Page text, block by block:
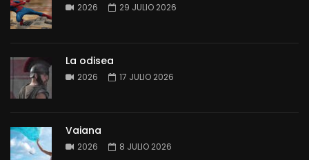
2026 29 JULIO 2026
La odisea
2026 17 JULIO 2026
Vaiana
2026 8 JULIO 2026